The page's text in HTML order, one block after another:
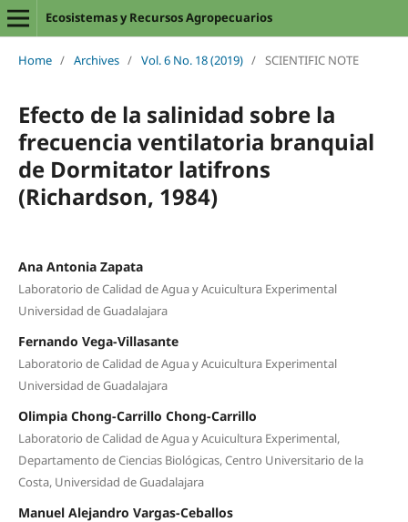
Ecosistemas y Recursos Agropecuarios
Home / Archives / Vol. 6 No. 18 (2019) / SCIENTIFIC NOTE
Efecto de la salinidad sobre la
frecuencia ventilatoria branquial
de Dormitator latifrons
(Richardson, 1984)
Ana Antonia Zapata
Laboratorio de Calidad de Agua y Acuicultura Experimental
Universidad de Guadalajara
Fernando Vega-Villasante
Laboratorio de Calidad de Agua y Acuicultura Experimental
Universidad de Guadalajara
Olimpia Chong-Carrillo Chong-Carrillo
Laboratorio de Calidad de Agua y Acuicultura Experimental,
Departamento de Ciencias Biológicas, Centro Universitario de la
Costa, Universidad de Guadalajara
Manuel Alejandro Vargas-Ceballos